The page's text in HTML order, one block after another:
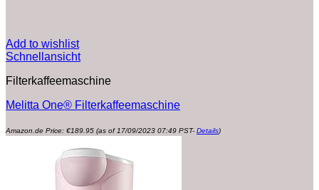
Add to wishlist
Schnellansicht
Filterkaffeemaschine
Melitta One® Filterkaffeemaschine
Amazon.de Price: €189.95 (as of 17/09/2023 07:49 PST- Details)